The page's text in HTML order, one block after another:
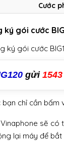
Cước
ký gói cước
ký gói cước
gửi 1543
bạn chỉ cần bấm
sẽ có
lại máy để